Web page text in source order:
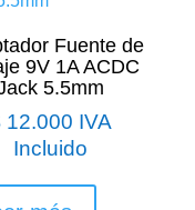
Fuente de
9V 1A ACDC
5.5mm
12.000 IVA
Incluido